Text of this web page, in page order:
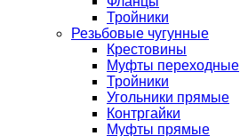
Тройники
Резьбовые чугунные
Крестовины
Муфты переходные
Тройники
Угольники прямые
Контргайки
Муфты прямые